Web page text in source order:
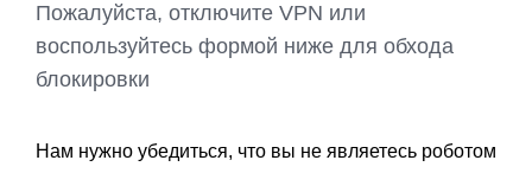
Пожалуйста, отключите VPN или
воспользуйтесь формой ниже для обхода
блокировки
Нам нужно убедиться, что вы не являетесь роботом